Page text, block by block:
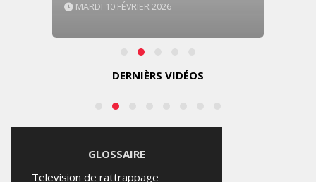
MARDI 10 FÉVRIER 2026
DERNIÈRS VIDÉOS
RENTRÉE UNIVERSITAIRE :